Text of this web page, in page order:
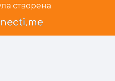
створена